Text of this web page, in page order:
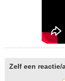
Zelf een